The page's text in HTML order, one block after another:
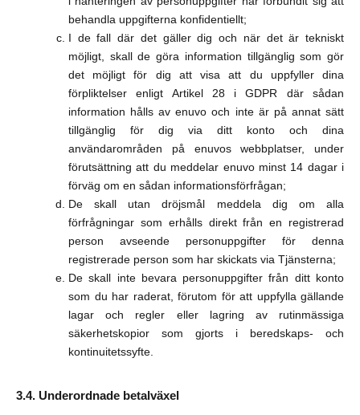
behandla uppgifterna konfidentiellt;
I de fall där det gäller dig och när det är tekniskt
möjligt, skall de göra information tillgänglig som gör
det möjligt för dig att visa att du uppfyller dina
förpliktelser enligt Artikel 28 i GDPR där sådan
information hålls av enuvo och inte är på annat sätt
tillgänglig för dig via ditt konto och dina
användarområden på enuvos webbplatser, under
förutsättning att du meddelar enuvo minst 14 dagar i
förväg om en sådan informationsförfrågan;
De skall utan dröjsmål meddela dig om alla
förfrågningar som erhålls direkt från en registrerad
person avseende personuppgifter för denna
registrerade person som har skickats via Tjänsterna;
De skall inte bevara personuppgifter från ditt konto
som du har raderat, förutom för att uppfylla gällande
lagar och regler eller lagring av rutinmässiga
säkerhetskopior som gjorts i beredskaps- och
kontinuitetssyfte.
Underordnade betalväxel